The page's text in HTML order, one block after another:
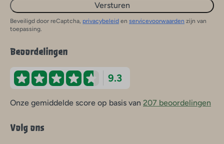
Versturen
Beveiligd door reCaptcha, privacybeleid en servicevoorwaarden zijn van
toepassing.
Beoordelingen
9.3
Onze gemiddelde score op basis van 207 beoordelingen
Volg ons